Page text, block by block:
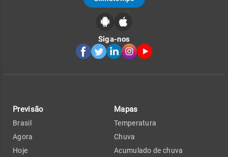
Siga-nos
Previsão
Brasil
Agora
Hoje
Mapas
Temperatura
Chuva
Acumulado de chuva